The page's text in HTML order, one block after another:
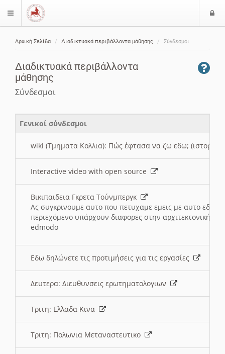
$langMenu
Αρχική Σελίδα Διαδικτυακά περιβάλλοντα μάθησης Σύνδεσμοι
Διαδικτυακά περιβάλλοντα
μάθησης
Σύνδεσμοι
Γενικοί σύνδεσμοι
wiki (Τμηματα Κολλια): Πώς έφτασα να ζω εδω; (ιστορια)
Interactive video with open source
Βικιπαιδεια Γκρετα Τούνμπεργκ
Ας συγκρινουμε αυτο που πετυχαμε εμεις με αυτο εδω
περιεχόμενο υπάρχουν διαφορες στην αρχιτεκτονική
edmodo
Εδω δηλώνετε τις προτιμήσεις για τις εργασίες
Δευτερα: Διευθυνσεις ερωτηματολογιων
Τριτη: Ελλαδα Κινα
Τριτη: Πολωνια Μεταναστευτικο